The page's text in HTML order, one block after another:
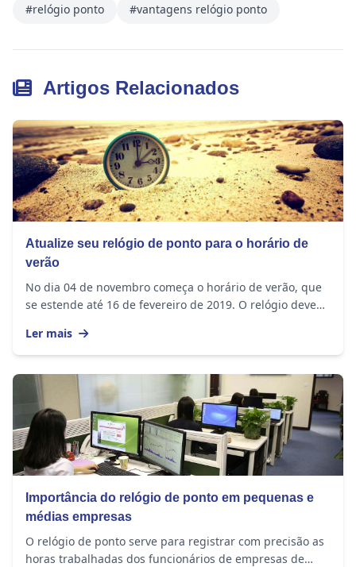
#relógio ponto #vantagens relógio ponto
Artigos Relacionados
Atualize seu relógio de ponto para o horário de
verão
No dia 04 de novembro começa o horário de verão, que
se estende até 16 de fevereiro de 2019. O relógio deve
Ler mais
Importância do relógio de ponto em pequenas e
médias empresas
O relógio de ponto serve para registrar com precisão as
horas trabalhadas dos funcionários de empresas de